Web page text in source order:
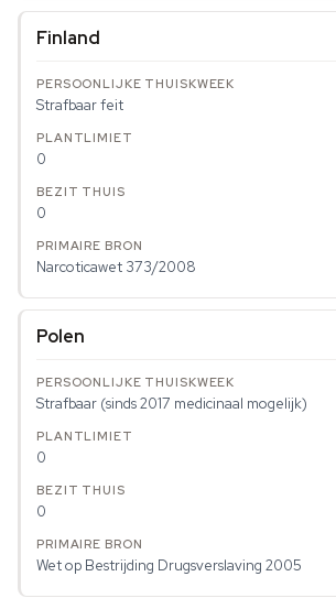
Finland
Strafbaar feit
0
0
Narcoticawet 373/2008
Polen
Strafbaar (sinds 2017 medicinaal mogelijk)
0
0
Wet op Bestrijding Drugsverslaving 2005